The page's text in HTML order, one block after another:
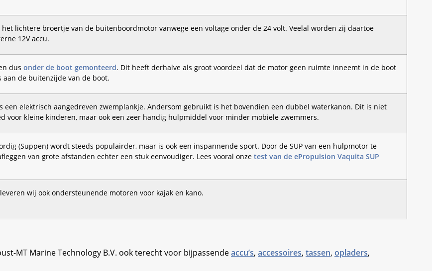
lichtere broertje van de buitenboordmotor vanwege een voltage onder de 24 volt. Veelal worden zij daartoe
12V accu.
dus onder de boot gemonteerd. Dit heeft derhalve als groot voordeel dat de motor geen ruimte inneemt in de boot
aan de buitenzijde van de boot.
een elektrisch aangedreven zwemplankje. Andersom gebruikt is het bovendien een dubbel waterkanon. Dit is niet
voor kleine kinderen, maar ook een zeer handig hulpmiddel voor minder mobiele zwemmers.
(Suppen) wordt steeds populairder, maar is ook een inspannende sport. Door de SUP van een hulpmotor te
van grote afstanden echter een stuk eenvoudiger. Lees vooral onze test van de ePropulsion Vaquita SUP
wij ook ondersteunende motoren voor kajak en kano.
MT Marine Technology B.V. ook terecht voor bijpassendeaccu’s, accessoires, tassen, opladers,